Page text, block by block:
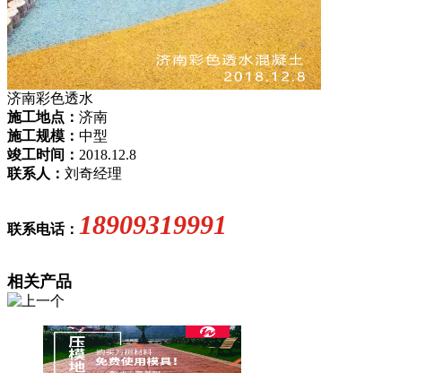
济南彩色透水
施工地点： 济南
施工规模： 中型
竣工时间： 2018.12.8
联系人： 刘奇经理
联系电话： 18909319991
相关产品